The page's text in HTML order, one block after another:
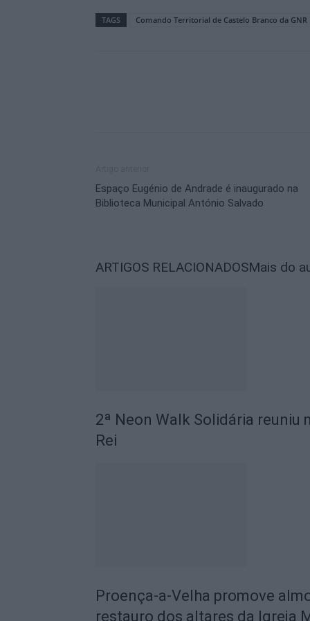
TAGS Comando Territorial de Castelo Branco da GNR
Espaço Eugénio de Andrade é inaugurado na
Biblioteca Municipal António Salvado
ARTIGOS RELACIONADOSMais do
2ª Neon Walk Solidária reuniu
Rei
Proença-a-Velha promove
restauro dos altares da Igreja